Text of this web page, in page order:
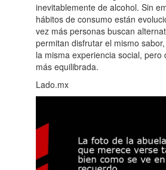
inevitablemente de alcohol. Sin
hábitos de consumo están
vez más personas buscan
permitan disfrutar el mismo
la misma experiencia social, pero
más equilibrada.
Lado.mx